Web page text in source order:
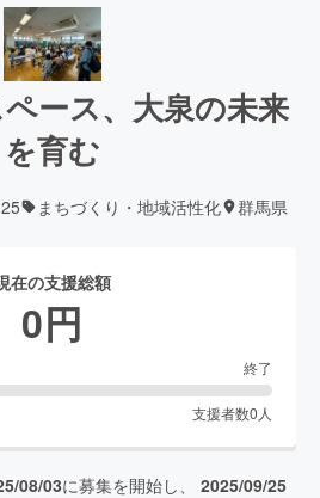
ース、大泉の未来
を育む
まちづくり・地域活性化 群馬県
在の支援総額
0円
終了
支援者数0 人
08/03に募集を開始し、 2025/09/25